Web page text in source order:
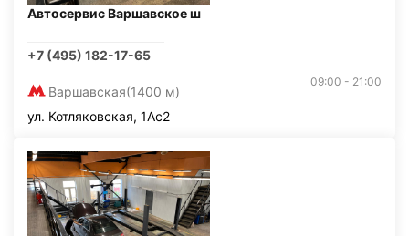
Автосервис Варшавское ш
+7 (495) 182-17-65
Варшавская(1400 м)
09:00 - 21:00
ул. Котляковская, 1Ас2